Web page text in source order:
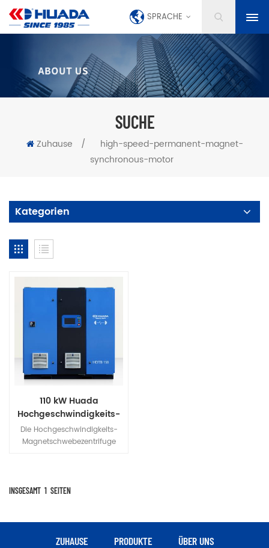
SPRACHE
SUCHE
Zuhause /
high-speed-permanent-magnet-
synchronous-motor
Kategorien
110 kW Huada
Hochgeschwindigkeits-
Magnetschwebezentrifuge
Die Hochgeschwindigkeits-
Magnetschwebezentrifuge
umweltfreundlich ist und
und hocheffiziente
dreidimensionale
INSGESAMT 1 SEITEN
ZUHAUSE PRODUKTE
ÜBER UNS